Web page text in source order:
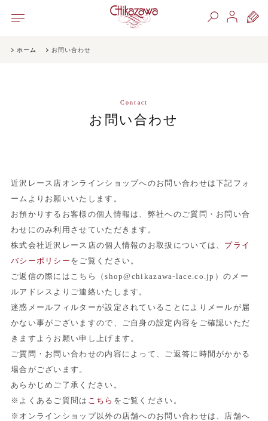
ホーム お問い合わせ
Contact
お問い合わせ
近沢レース店オンラインショップへのお問い合わせは下記フォ
ームよりお願いいたします。
お預かりするお客様の個人情報は、弊社へのご質問・お問い合
わせにのみ利用させていただきます。
株式会社近沢レース店の個人情報のお取扱については、 プライ
バシーポリシー をご覧ください。
ご返信の際にはこちら（shop@chikazawa-lace.co.jp）のメー
ルアドレスよりご連絡いたします。
迷惑メールフィルターが設定されていることによりメールが届
かない事がございますので、ご自身の設定内容をご確認いただ
きますようお願い申し上げます。
ご質問・お問い合わせの内容によって、ご返答に時間がかかる
場合がございます。
あらかじめご了承ください。
※よくあるご質問は こちら をご覧ください。
※オンラインショップ以外の店舗へのお問い合わせは、店舗へ